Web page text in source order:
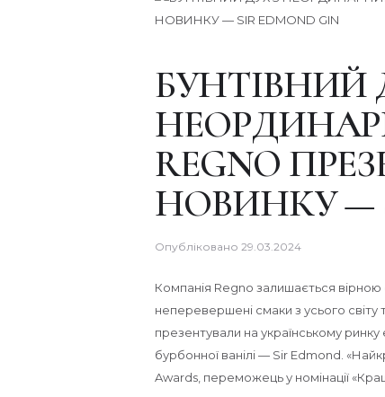
БУНТІВНИЙ
REGNO
НОВИНКУ —
Опубліковано 29.03.2024
Компанія Regno залишається вірною
неперевершені смаки з усього світу
презентували на українському
бурбонної ванілі — Sir Edmond.
Awards, переможець у номінації